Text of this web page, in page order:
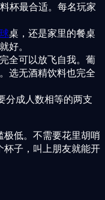
杯最合适。每名玩家
桌，还是家里的餐桌
好。
全可以放飞自我。葡
选无酒精饮料也完全
分成人数相等的两支
低。不需要花里胡哨
杯子，叫上朋友就能开